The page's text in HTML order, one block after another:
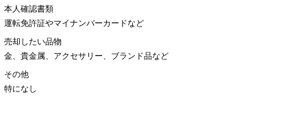
本人確認書類
運転免許証やマイナンバーカードなど
売却したい品物
金、貴金属、アクセサリー、ブランド品など
その他
特になし